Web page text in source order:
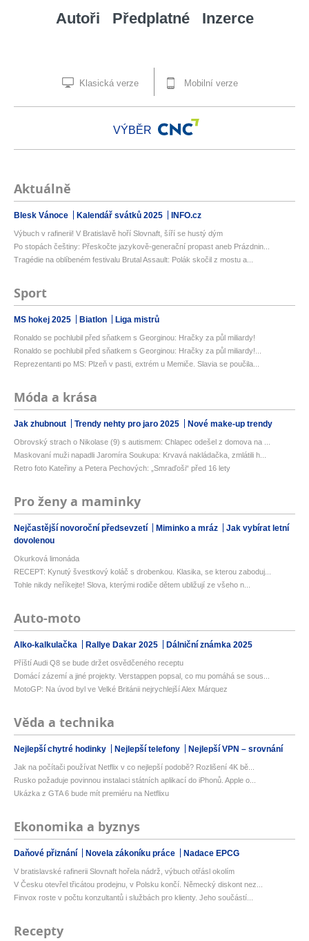
Autoři Předplatné Inzerce
Klasická verze Mobilní verze
VÝBĚR
Aktuálně
Blesk Vánoce Kalendář svátků 2025 INFO.cz
Výbuch v rafinerii! V Bratislavě hoří Slovnaft, šíří se hustý dým
Po stopách češtiny: Přeskočte jazykově-generační propast aneb Prázdnin...
Tragédie na oblíbeném festivalu Brutal Assault: Polák skočil z mostu a...
Sport
MS hokej 2025 Biatlon Liga mistrů
Ronaldo se pochlubil před sňatkem s Georginou: Hračky za půl miliardy!
Ronaldo se pochlubil před sňatkem s Georginou: Hračky za půl miliardy!...
Reprezentanti po MS: Plzeň v pasti, extrém u Memiče. Slavia se poučila...
Móda a krása
Jak zhubnout Trendy nehty pro jaro 2025 Nové make-up trendy
Obrovský strach o Nikolase (9) s autismem: Chlapec odešel z domova na ...
Maskovaní muži napadli Jaromíra Soukupa: Krvavá nakládačka, zmlátili h...
Retro foto Kateřiny a Petera Pechových: „Smraďoši“ před 16 lety
Pro ženy a maminky
Nejčastější novoroční předsevzetí Miminko a mráz
Jak vybírat letní
dovolenou
Okurková limonáda
RECEPT: Kynutý švestkový koláč s drobenkou. Klasika, se kterou zaboduj...
Tohle nikdy neříkejte! Slova, kterými rodiče dětem ubližují ze všeho n...
Auto-moto
Alko-kalkulačka Rallye Dakar 2025 Dálniční známka 2025
Příští Audi Q8 se bude držet osvědčeného receptu
Domácí zázemí a jiné projekty. Verstappen popsal, co mu pomáhá se sous...
MotoGP: Na úvod byl ve Velké Británii nejrychlejší Alex Márquez
Věda a technika
Nejlepší chytré hodinky Nejlepší telefony Nejlepší VPN – srovnání
Jak na počítači používat Netflix v co nejlepší podobě? Rozlišení 4K bě...
Rusko požaduje povinnou instalaci státních aplikací do iPhonů. Apple o...
Ukázka z GTA 6 bude mít premiéru na Netflixu
Ekonomika a byznys
Daňové přiznání Novela zákoníku práce Nadace EPCG
V bratislavské rafinerii Slovnaft hořela nádrž, výbuch otřásl okolím
V Česku otevřel třicátou prodejnu, v Polsku končí. Německý diskont nez...
Finvox roste v počtu konzultantů i službách pro klienty. Jeho součástí...
Recepty